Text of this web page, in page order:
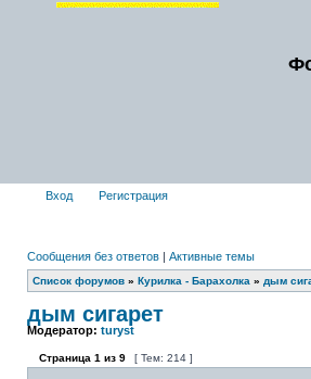
Вход Регистрация
Сообщения без ответов | Активные темы
Список форумов » Курилка - Барахолка » дым
дым сигарет
Модератор: turyst
Страница 1 из 9 [ Тем: 214 ]